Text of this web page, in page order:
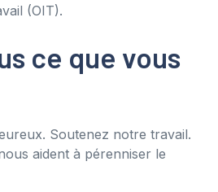
(OIT).
ce que vous
Soutenez notre travail.
aident à pérenniser le